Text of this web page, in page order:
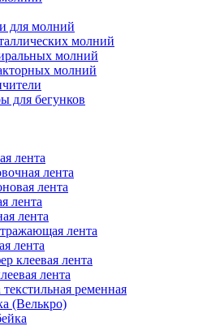
для молний
молний
молний
молний
для бегунков
лента
лента
лента
лента
лента
лента
лента
клеевая лента
лента
ременная
(Велькро)